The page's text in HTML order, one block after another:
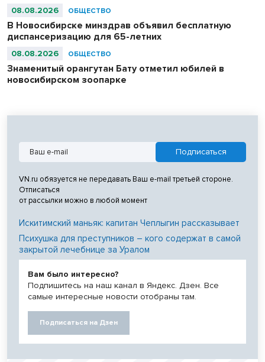
08.08.2026 ОБЩЕСТВО
В Новосибирске минздрав объявил бесплатную
диспансеризацию для 65-летних
08.08.2026 ОБЩЕСТВО
Знаменитый орангутан Бату отметил юбилей в
новосибирском зоопарке
VN.ru обязуется не передавать Ваш e-mail третьей стороне.
Отписаться
от рассылки можно в любой момент
Искитимский маньяк: капитан Чеплыгин рассказывает
Психушка для преступников – кого содержат в самой
закрытой лечебнице за Уралом
Вам было интересно?
Подпишитесь на наш канал в Яндекс. Дзен. Все
самые интересные новости отобраны там.
Подписаться на Дзен